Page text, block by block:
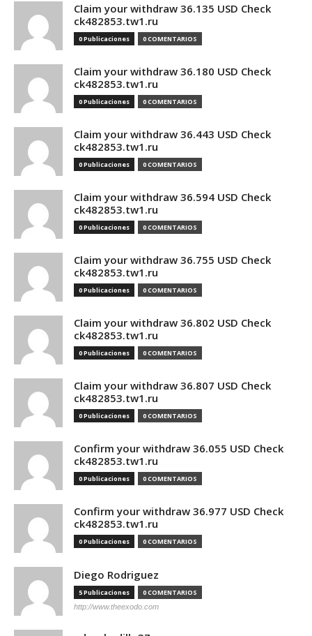
Claim your withdraw 36.135 USD Check
ck482853.tw1.ru
0 Publicaciones 0 COMENTARIOS
Claim your withdraw 36.180 USD Check
ck482853.tw1.ru
0 Publicaciones 0 COMENTARIOS
Claim your withdraw 36.443 USD Check
ck482853.tw1.ru
0 Publicaciones 0 COMENTARIOS
Claim your withdraw 36.594 USD Check
ck482853.tw1.ru
0 Publicaciones 0 COMENTARIOS
Claim your withdraw 36.755 USD Check
ck482853.tw1.ru
0 Publicaciones 0 COMENTARIOS
Claim your withdraw 36.802 USD Check
ck482853.tw1.ru
0 Publicaciones 0 COMENTARIOS
Claim your withdraw 36.807 USD Check
ck482853.tw1.ru
0 Publicaciones 0 COMENTARIOS
Confirm your withdraw 36.055 USD Check
ck482853.tw1.ru
0 Publicaciones 0 COMENTARIOS
Confirm your withdraw 36.977 USD Check
ck482853.tw1.ru
0 Publicaciones 0 COMENTARIOS
Diego Rodriguez
5 Publicaciones 0 COMENTARIOS
http://www.theexodo.com